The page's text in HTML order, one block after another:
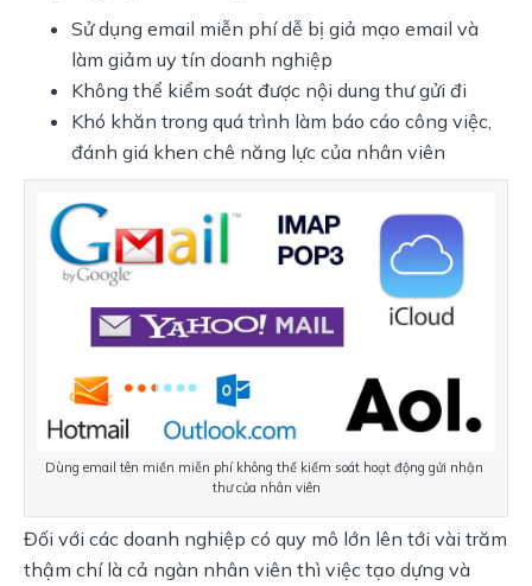
Sử dụng email miễn phí dễ bị giả mạo email và
làm giảm uy tín doanh nghiệp
Không thể kiểm soát được nội dung thư gửi đi
Khó khăn trong quá trình làm báo cáo công việc,
đánh giá khen chê năng lực của nhân viên
Dùng email tên miền miễn phí không thể kiểm soát hoạt động gửi nhận
thư của nhân viên
Đối với các doanh nghiệp có quy mô lớn lên tới vài trăm
thậm chí là cả ngàn nhân viên thì việc tạo dựng và